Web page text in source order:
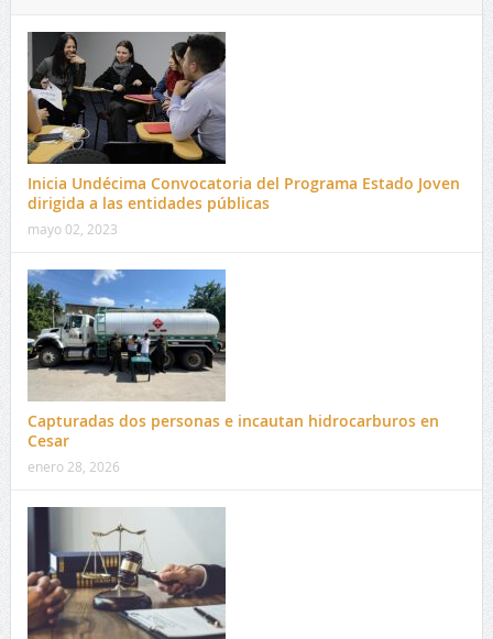
Inicia Undécima Convocatoria del Programa Estado Joven
dirigida a las entidades públicas
mayo 02, 2023
Capturadas dos personas e incautan hidrocarburos en
Cesar
enero 28, 2026